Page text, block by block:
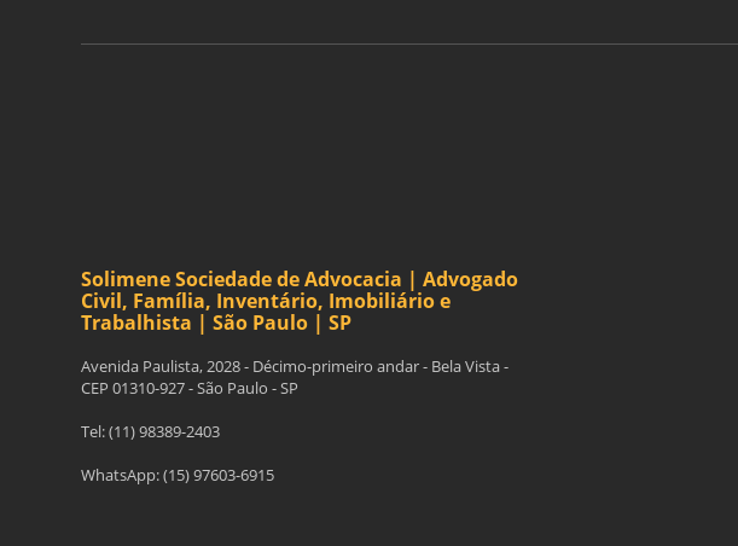
Solimene Sociedade de Advocacia | Advogado
Civil, Família, Inventário, Imobiliário e
Trabalhista | São Paulo | SP
Avenida Paulista, 2028 - Décimo-primeiro andar - Bela Vista -
CEP 01310-927 - São Paulo - SP
Tel: (11) 98389-2403
WhatsApp: (15) 97603-6915